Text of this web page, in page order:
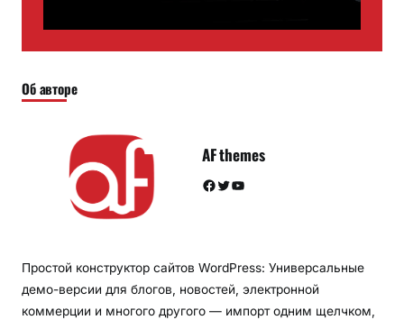
Об авторе
AF themes
Facebook Twitter YouTube
Простой конструктор сайтов WordPress: Универсальные
демо-версии для блогов, новостей, электронной
коммерции и многого другого — импорт одним щелчком,